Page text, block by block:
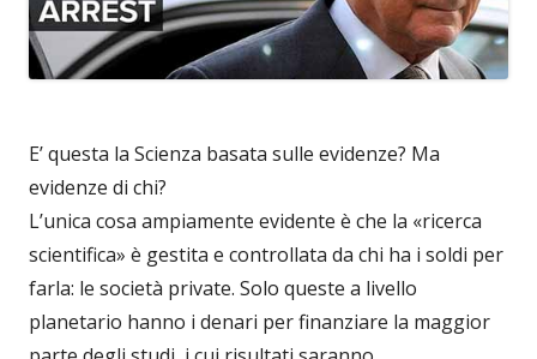
E’ questa la Scienza basata sulle evidenze? Ma
evidenze di chi?
L’unica cosa ampiamente evidente è che la «ricerca
scientifica» è gestita e controllata da chi ha i soldi per
farla: le società private. Solo queste a livello
planetario hanno i denari per finanziare la maggior